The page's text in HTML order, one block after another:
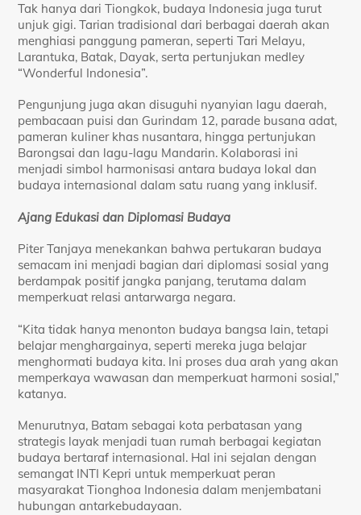
Tak hanya dari Tiongkok, budaya Indonesia juga turut
unjuk gigi. Tarian tradisional dari berbagai daerah akan
menghiasi panggung pameran, seperti Tari Melayu,
Larantuka, Batak, Dayak, serta pertunjukan medley
“Wonderful Indonesia”.
Pengunjung juga akan disuguhi nyanyian lagu daerah,
pembacaan puisi dan Gurindam 12, parade busana adat,
pameran kuliner khas nusantara, hingga pertunjukan
Barongsai dan lagu-lagu Mandarin. Kolaborasi ini
menjadi simbol harmonisasi antara budaya lokal dan
budaya internasional dalam satu ruang yang inklusif.
Ajang Edukasi dan Diplomasi Budaya
Piter Tanjaya menekankan bahwa pertukaran budaya
semacam ini menjadi bagian dari diplomasi sosial yang
berdampak positif jangka panjang, terutama dalam
memperkuat relasi antarwarga negara.
“Kita tidak hanya menonton budaya bangsa lain, tetapi
belajar menghargainya, seperti mereka juga belajar
menghormati budaya kita. Ini proses dua arah yang akan
memperkaya wawasan dan memperkuat harmoni sosial,”
katanya.
Menurutnya, Batam sebagai kota perbatasan yang
strategis layak menjadi tuan rumah berbagai kegiatan
budaya bertaraf internasional. Hal ini sejalan dengan
semangat INTI Kepri untuk memperkuat peran
masyarakat Tionghoa Indonesia dalam menjembatani
hubungan antarkebudayaan.